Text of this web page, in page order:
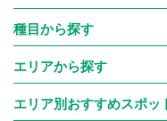
種目から探す
エリアから探す
エリア別おすすめスポッ